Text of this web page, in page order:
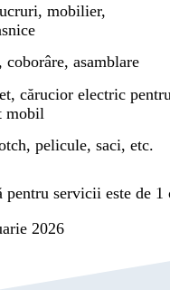
mobilier,
coborâre, asamblare
cărucior electric
mobil
pelicule, saci, etc.
pentru servicii este de 1
2026